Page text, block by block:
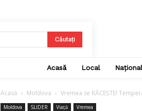
Căutați
Acasă Local Național
Acasă Moldova Vremea se RĂCEȘTE!
Moldova SLIDER Viață Vremea